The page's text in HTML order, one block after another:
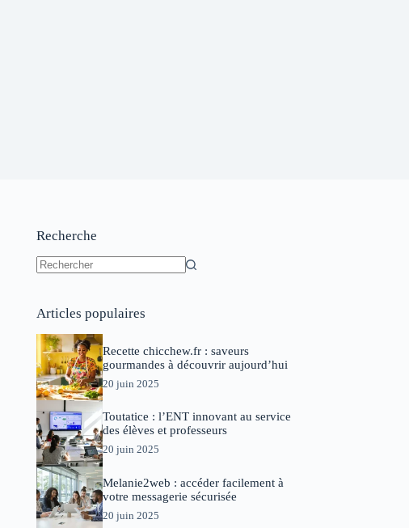
Recherche
Articles populaires
Recette chicchew.fr : saveurs
gourmandes à découvrir aujourd’hui
20 juin 2025
Toutatice : l’ENT innovant au service
des élèves et professeurs
20 juin 2025
Melanie2web : accéder facilement à
votre messagerie sécurisée
20 juin 2025